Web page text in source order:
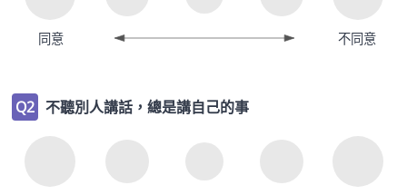
同意 不同意
Q2 不聽別人講話，總是講自己的事